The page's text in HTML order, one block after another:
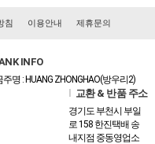
침 이용안내 제휴문의
INFO
명 : HUANG ZHONGHAO(방우리2)
교환 & 반품 주소
경기도 부천시 부일
로 158 한진택배 송
내지점 중동영업소